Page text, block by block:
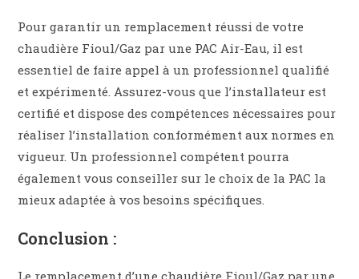
Pour garantir un remplacement réussi de votre
chaudière Fioul/Gaz par une PAC Air-Eau, il est
essentiel de faire appel à un professionnel qualifié
et expérimenté. Assurez-vous que l’installateur est
certifié et dispose des compétences nécessaires pour
réaliser l’installation conformément aux normes en
vigueur. Un professionnel compétent pourra
également vous conseiller sur le choix de la PAC la
mieux adaptée à vos besoins spécifiques.
Conclusion :
Le remplacement d’une chaudière Fioul/Gaz par une